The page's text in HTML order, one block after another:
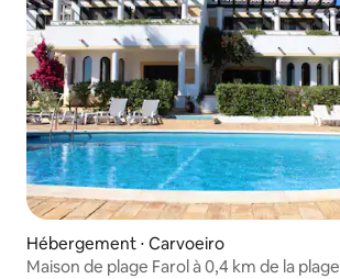
Hébergement ⋅ Carvoeiro
Maison de plage Farol à 0,4 km de la plage